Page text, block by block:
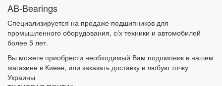
AB-Bearings
Специализируется на продаже подшипников для
промышленного оборудования, с/х техники и автомобилей
более 5 лет.
Вы можете приобрести необходимый Вам подшипник в нашем
магазине в Киеве, или заказать доставку в любую точку
Украины